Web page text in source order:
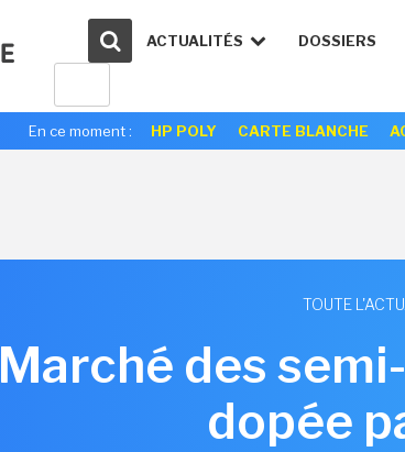
ACTUALITÉS DOSSIERS
En ce moment : HP POLY CARTE BLANCHE
TOUTE
Marché des
dopée